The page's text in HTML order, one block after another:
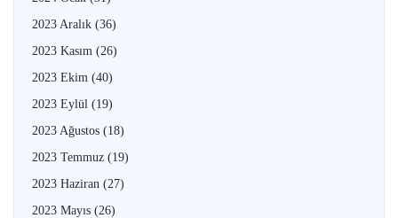
2023 Aralık (36)
2023 Kasım (26)
2023 Ekim (40)
2023 Eylül (19)
2023 Ağustos (18)
2023 Temmuz (19)
2023 Haziran (27)
2023 Mayıs (26)